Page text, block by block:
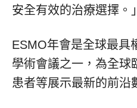
安全有效的治療選擇。」
ESMO年會是全球最具
學術會議之一，為全球
患者等展示最新的前沿